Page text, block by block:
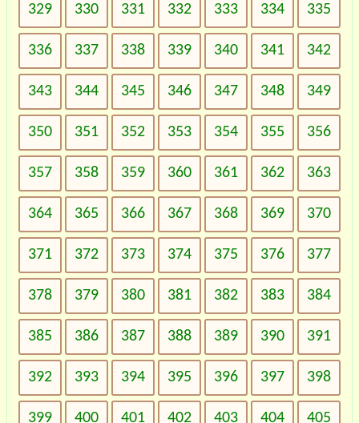
329 330 331 332 333 334 335
336 337 338 339 340 341 342
343 344 345 346 347 348 349
350 351 352 353 354 355 356
357 358 359 360 361 362 363
364 365 366 367 368 369 370
371 372 373 374 375 376 377
378 379 380 381 382 383 384
385 386 387 388 389 390 391
392 393 394 395 396 397 398
399 400 401 402 403 404 405